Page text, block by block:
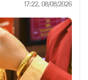
17:22, 08/08/2026